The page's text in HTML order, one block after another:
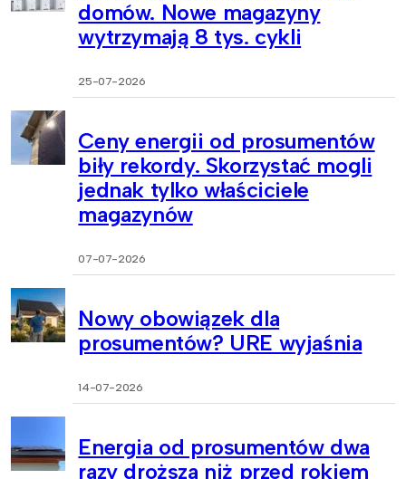
domów. Nowe magazyny
wytrzymają 8 tys. cykli
25-07-2026
Ceny energii od prosumentów
biły rekordy. Skorzystać mogli
jednak tylko właściciele
magazynów
07-07-2026
Nowy obowiązek dla
prosumentów? URE wyjaśnia
14-07-2026
Energia od prosumentów dwa
razy droższa niż przed rokiem